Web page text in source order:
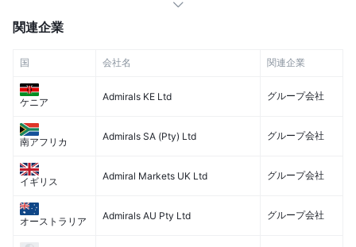
関連企業
国 会社名 関連企業
ケニア Admirals KE Ltd グループ会社
南アフリカ Admirals SA (Pty) Ltd グループ会社
イギリス Admiral Markets UK Ltd グループ会社
オーストラリア Admirals AU Pty Ltd グループ会社